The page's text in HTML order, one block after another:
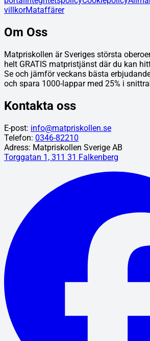
villkorMataffärer
Om Oss
Matpriskollen är Sveriges största
helt GRATIS matpristjänst där du kan
Se och jämför veckans bästa
och spara 1000-lappar med 25% i
Kontakta oss
E-post: info@matpriskollen.se
Telefon: 0346-82210
Adress: Matpriskollen Sverige AB
Torggatan 1, 311 31 Falkenberg